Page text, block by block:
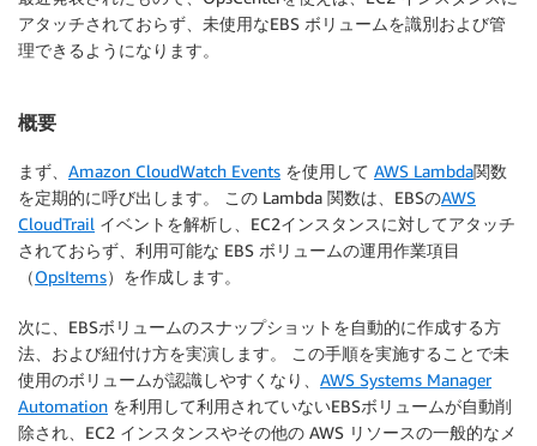
アタッチされておらず、未使用なEBS ボリュームを識別および管
理できるようになります。
概要
まず、 Amazon CloudWatch Events を使用して AWS Lambda関数
を定期的に呼び出します。 この Lambda 関数は、EBSのAWS
CloudTrail イベントを解析し、EC2インスタンスに対してアタッチ
されておらず、利用可能な EBS ボリュームの運用作業項目
（OpsItems）を作成します。
次に、EBSボリュームのスナップショットを自動的に作成する方
法、および紐付け方を実演します。 この手順を実施することで未
使用のボリュームが認識しやすくなり、 AWS Systems Manager
Automation を利用して利用されていないEBSボリュームが自動削
除され、EC2 インスタンスやその他の AWS リソースの一般的なメ